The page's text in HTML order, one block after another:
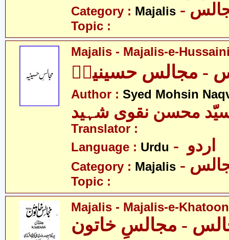
Category : Majalis
Topic :
Majalis - Majalis-e-
- مجالس حسینیہؑ
Author : Syed Mohsin
محسن نقوی شہید
Translator :
Language : Urdu
Category : Majalis
Topic :
Majalis - Majalis-e-Khatoon